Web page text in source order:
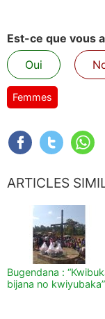
Est-ce que vous
Oui
Femmes
ARTICLES
Bugendana :
bijana no kwiyubaka”